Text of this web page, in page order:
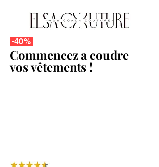
-40%
Commencez a coudre
vos vêtements !